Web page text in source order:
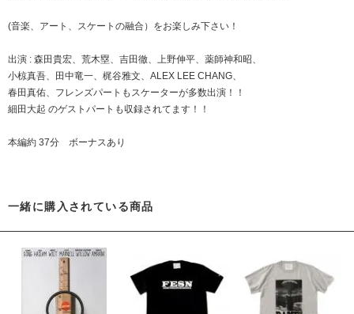
(音楽、アート、スケートの融合）をお楽しみ下さい！
出演 : 森田貴宏、荒木塁、吉田徹、上野伸平、薬師神和昭、
小椋真吾、田中竜一、梶谷雅文、ALEX LEE CHANG、
春田真佑、フレンズパートもスケーターが多数出演！！
細田大起 のゲストパートも収録されてます！！
本編約 37分 ボーナスあり
一緒に購入されている商品